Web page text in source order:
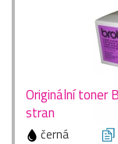
Originální toner
stran
černá